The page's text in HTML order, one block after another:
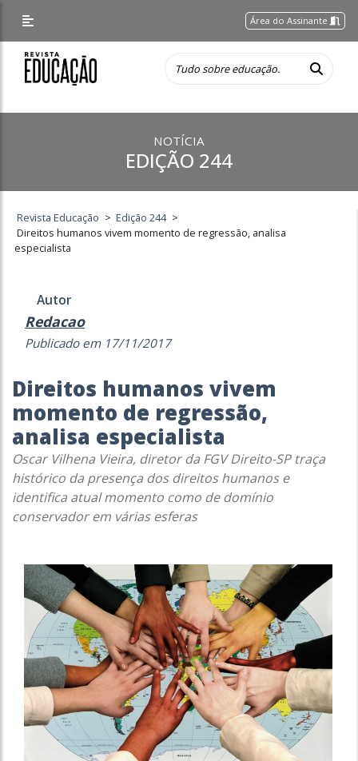
Área do Assinante
NOTÍCIA
EDIÇÃO 244
Revista Educação > Edição 244 >
Direitos humanos vivem momento de regressão, analisa
especialista
Autor
Redacao
Publicado em 17/11/2017
Direitos humanos vivem
momento de regressão,
analisa especialista
Oscar Vilhena Vieira, diretor da FGV Direito-SP traça
histórico da presença dos direitos humanos e
identifica atual momento como de domínio
conservador em várias esferas